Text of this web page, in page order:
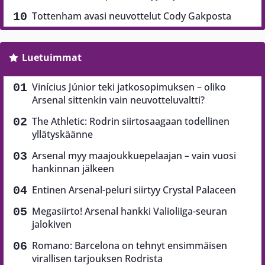
Tottenham avasi neuvottelut Cody Gakposta
Luetuimmat
Vinícius Júnior teki jatkosopimuksen – oliko
Arsenal sittenkin vain neuvotteluvaltti?
The Athletic: Rodrin siirtosaagaan todellinen
yllätyskäänne
Arsenal myy maajoukkuepelaajan – vain vuosi
hankinnan jälkeen
Entinen Arsenal-peluri siirtyy Crystal Palaceen
Megasiirto! Arsenal hankki Valioliiga-seuran
jalokiven
Romano: Barcelona on tehnyt ensimmäisen
virallisen tarjouksen Rodrista